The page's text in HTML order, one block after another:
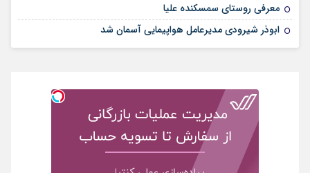
معرفی روستای سمسکنده علیا
ابوذر شیرودی مدیرعامل هواپیمایی آسمان شد